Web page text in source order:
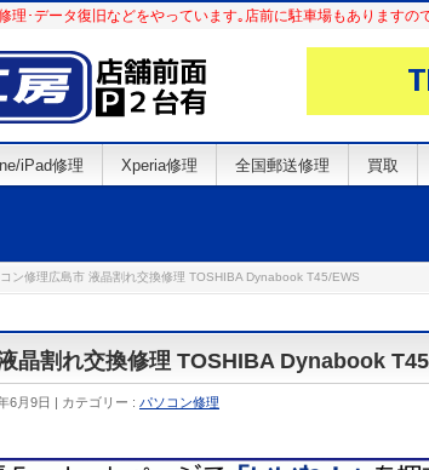
理･データ復旧などをやっています｡店前に駐車場もありますの
iPad修理 Xperia修理 全国郵送修理 買取
ン修理広島市 液晶割れ交換修理 TOSHIBA Dynabook T45/EWS
晶割れ交換修理 TOSHIBA Dynabook
6月9日 カテゴリー : パソコン修理